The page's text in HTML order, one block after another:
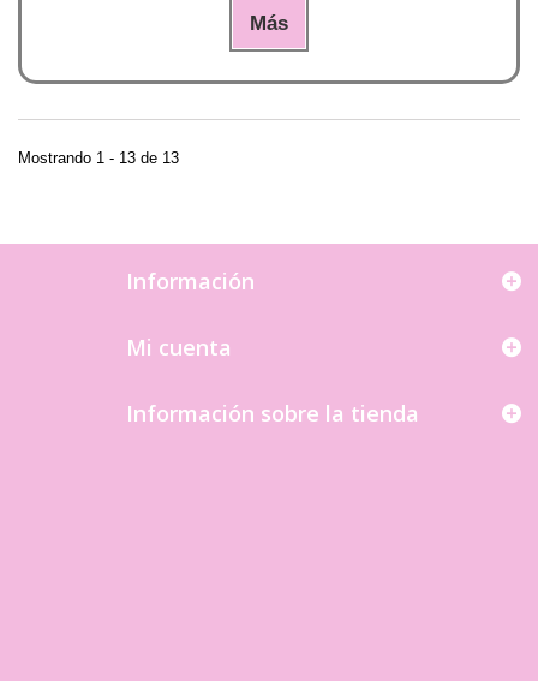
Más
Mostrando 1 - 13 de 13
Información
Mi cuenta
Información sobre la tienda